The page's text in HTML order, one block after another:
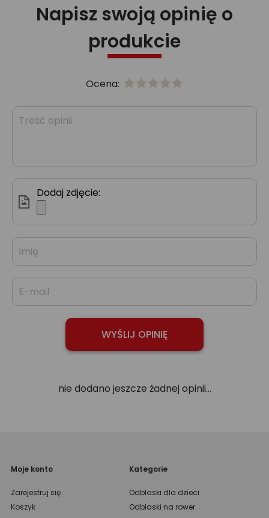
Napisz swoją opinię o
produkcie
Ocena:
Dodaj zdjęcie:
nie dodano jeszcze żadnej opinii...
Moje konto
Zarejestruj się
Koszyk
Kategorie
Odblaski dla dzieci
Odblaski na rower